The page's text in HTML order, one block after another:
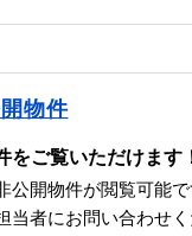
物件
をご覧いただけます
開物件が閲覧可能で
者にお問い合わせく